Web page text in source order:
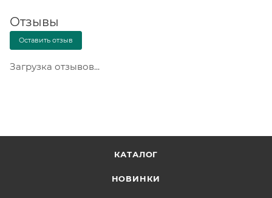
Отзывы
Оставить отзыв
Загрузка отзывов...
КАТАЛОГ
НОВИНКИ